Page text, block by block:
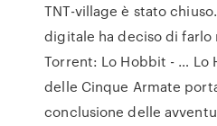
TNT-village è stato
digitale ha deciso di farlo
Torrent: Lo Hobbit - … Lo
delle Cinque Armate
conclusione delle